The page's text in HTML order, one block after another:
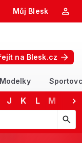
Můj Blesk
na Blesk.cz
Modelky
J K L M
návrhy,